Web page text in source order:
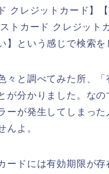
クレジットカード
トカード クレジッ
という感じで検索を
々と調べてみた所、
が分かりました。な
ーが発生してしまっ
んよ。
ードには有効期限が